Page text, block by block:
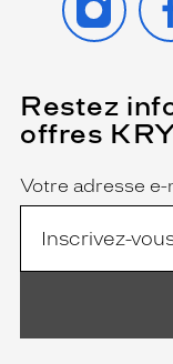
Restez
offres
Name
Votre adresse e-
(Ce
champ
est